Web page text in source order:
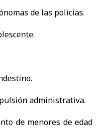
de las policías.
administrativa.
de menores de edad